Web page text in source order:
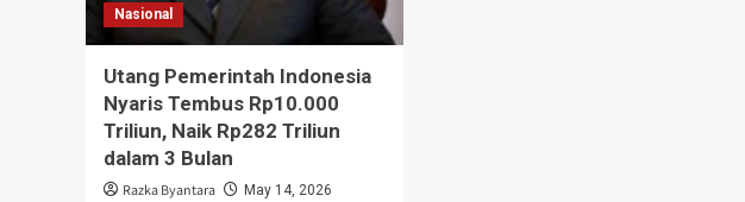
Nasional
Utang Pemerintah Indonesia
Nyaris Tembus Rp10.000
Triliun, Naik Rp282 Triliun
dalam 3 Bulan
Razka Byantara May 14, 2026